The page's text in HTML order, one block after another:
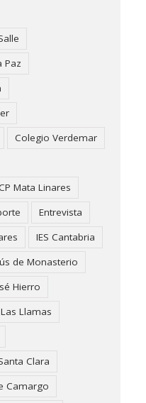
Paz
Colegio Verdemar
Mata Linares
Entrevista
IES Cantabria
de Monasterio
Hierro
Las Llamas
Clara
Camargo